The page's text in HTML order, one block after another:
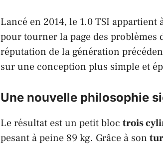
Lancé en 2014, le 1.0 TSI
pour tourner la page des
réputation de la génération
sur une conception plus simple et
Une nouvelle philosophie
Le résultat est un petit bloc trois
pesant à peine 89 kg. Grâce à son